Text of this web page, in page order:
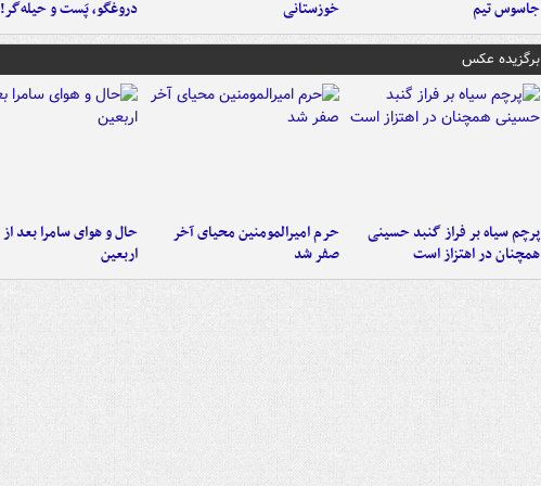
جاسوس تیم
خوزستانی
دروغگو، پَست‌ و حیله‌گر!
برگزیده عکس
پرچم سیاه بر فراز گنبد حسینی
همچنان در اهتزاز است
حرم امیرالمومنین محیای آخر
صفر شد
حال و هوای سامرا بعد از
اربعین